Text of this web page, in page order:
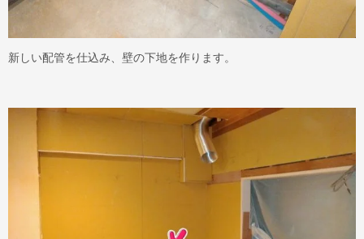
新しい配管を仕込み、壁の下地を作ります。